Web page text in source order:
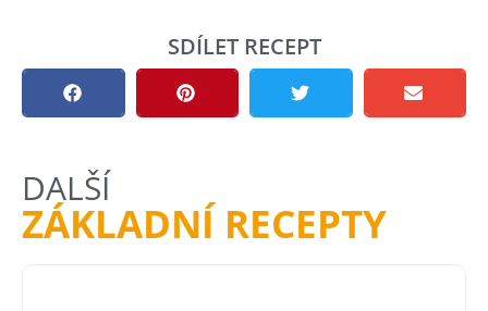
SDÍLET RECEPT
DALŠÍ
ZÁKLADNÍ RECEPTY